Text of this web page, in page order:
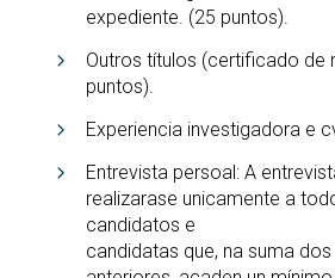
expediente. (25 puntos).
Outros títulos (certificado de
puntos).
Experiencia investigadora e
Entrevista persoal: A
realizarase unicamente a
candidatos e
candidatas que, na suma